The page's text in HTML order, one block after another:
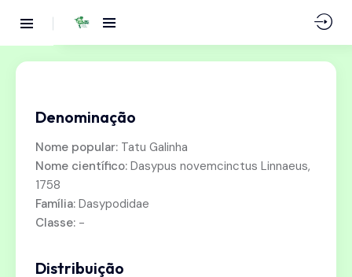
Denominação
Nome popular: Tatu Galinha
Nome científico: Dasypus novemcinctus Linnaeus,
1758
Família: Dasypodidae
Classe: -
Distribuição